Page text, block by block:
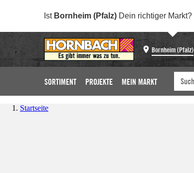
Ist Bornheim (Pfalz) Dein richtiger Markt?
Bornheim (Pfalz)
SORTIMENT PROJEKTE MEIN MARKT
Startseite